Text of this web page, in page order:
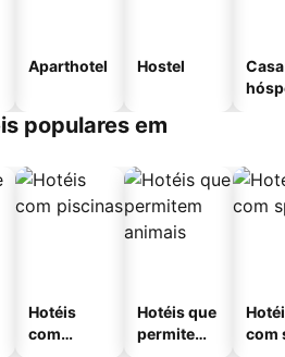
Aparthotel Hostel
populares em
Hotéis
com
Hotéis que
permitem
com